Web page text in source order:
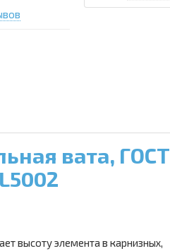
вата, ГОСТ
высоту элемента в карнизных,